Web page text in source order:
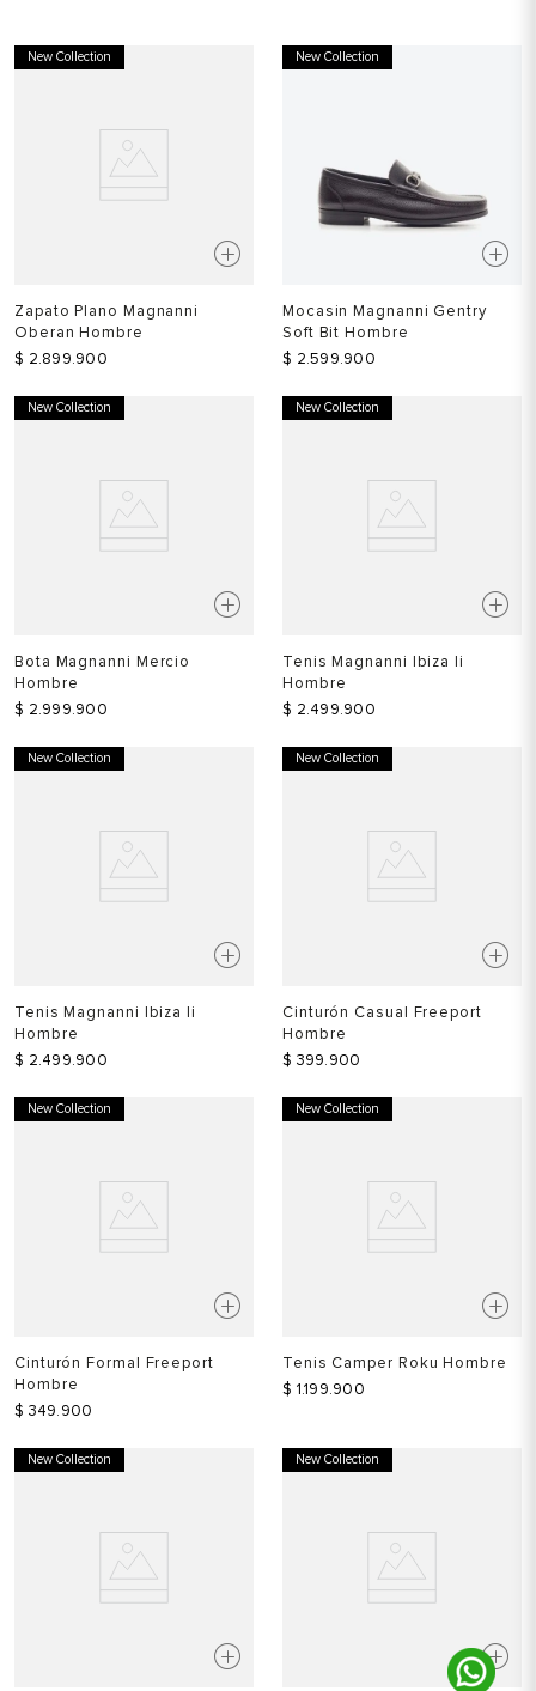
New Collection
Zapato Plano Magnanni
Oberan Hombre
$ 2.899.900
New Collection
Mocasin Magnanni Gentry
Soft Bit Hombre
$ 2.599.900
New Collection
Bota Magnanni Mercio
Hombre
$ 2.999.900
New Collection
Tenis Magnanni Ibiza Ii
Hombre
$ 2.499.900
New Collection
Tenis Magnanni Ibiza Ii
Hombre
$ 2.499.900
New Collection
Cinturón Casual Freeport
Hombre
$ 399.900
New Collection
Cinturón Formal Freeport
Hombre
$ 349.900
New Collection
Tenis Camper Roku Hombre
$ 1.199.900
New Collection New Collection